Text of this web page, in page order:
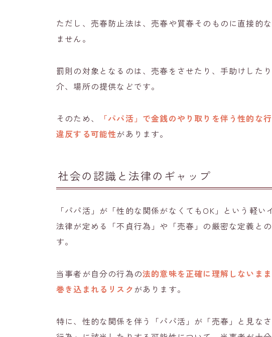
ただし、売春防止法は、売春や買春そのものに直接的
ません。
罰則の対象となるのは、売春をさせたり、手助けした
介、場所の提供などです。
そのため、
「パパ活」で金銭のやり取りを伴う性的な
違反する可能性があります。
社会の認識と法律のギャップ
「パパ活」が「性的な関係がなくてもOK」という軽い
法律が定める「不貞行為」や「売春」の厳密な定義と
す。
当事者が自分の行為の法的意味を正確に理解しないま
巻き込まれるリスクがあります。
特に、性的な関係を伴う「パパ活」が「売春」と見な